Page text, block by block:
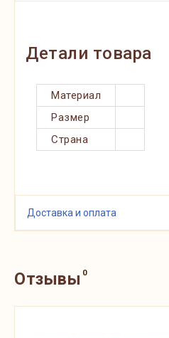
Детали товара
Материал
Размер
Страна
Доставка и оплата
Отзывы 0